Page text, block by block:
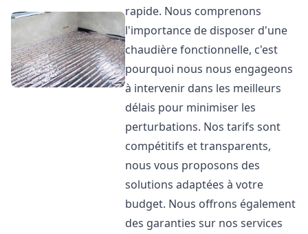
rapide. Nous comprenons
l'importance de disposer d'une
chaudière fonctionnelle, c'est
pourquoi nous nous engageons
à intervenir dans les meilleurs
délais pour minimiser les
perturbations. Nos tarifs sont
compétitifs et transparents,
nous vous proposons des
solutions adaptées à votre
budget. Nous offrons également
des garanties sur nos services